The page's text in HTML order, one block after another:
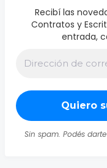
Recibí las
Contratos y
entrada,
Sin spam. Podés